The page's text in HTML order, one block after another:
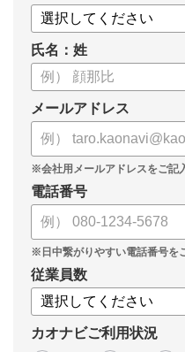
氏名：姓
メールアドレス
電話番号
従業員数
カオナビご利用状況